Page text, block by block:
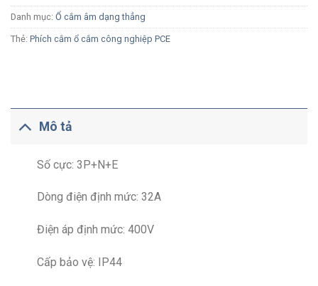
Danh mục: Ổ cắm âm dạng thẳng
Thẻ: Phích cắm ổ cắm công nghiệp PCE
Mô tả
Số cực: 3P+N+E
Dòng điện định mức: 32A
Điện áp định mức: 400V
Cấp bảo vệ: IP44